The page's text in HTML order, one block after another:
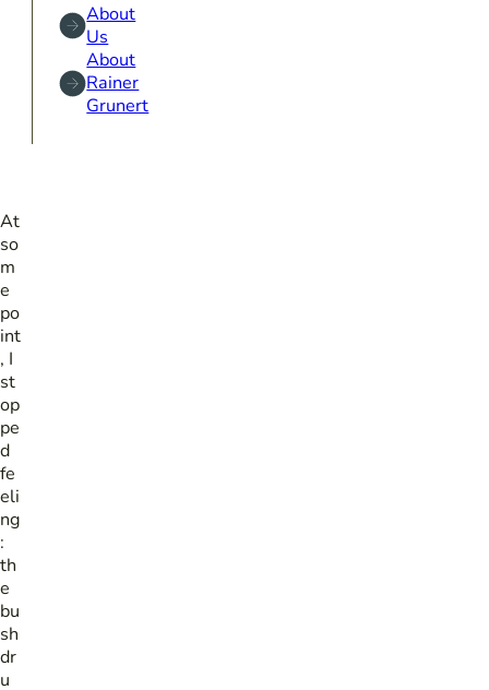
About
Us
About
Rainer
Grunert
At
so
m
e
po
int
, I
st
op
pe
d
fe
eli
ng
:
th
e
bu
sh
dr
u